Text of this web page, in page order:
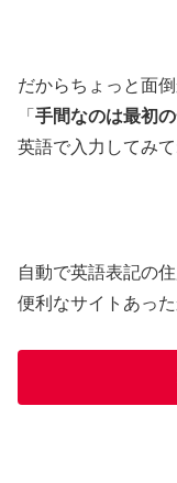
だからちょっと面
「 手間なのは最初
英語で入力してみて
自動で英語表記の
便利なサイトあっ